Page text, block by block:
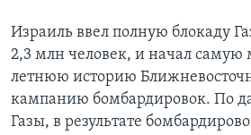
Израиль ввел полную блокаду
2,3 млн человек, и начал
летнюю историю
кампанию бомбардировок. По
Газы, в результате